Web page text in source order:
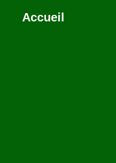
Accueil